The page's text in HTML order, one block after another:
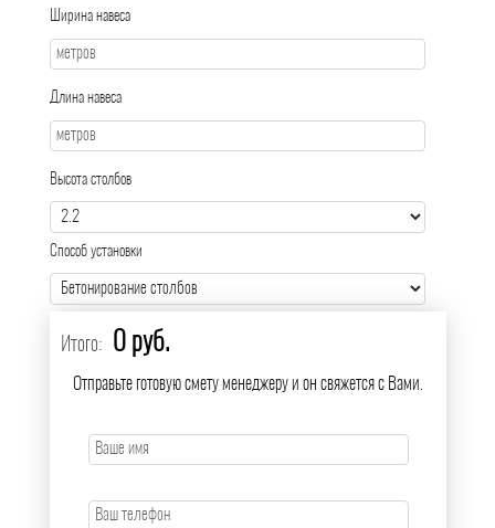
Ширина навеса
Длина навеса
Высота столбов
Способ установки
Итого: 0 руб.
Отправьте готовую смету менеджеру и он свяжется с Вами.